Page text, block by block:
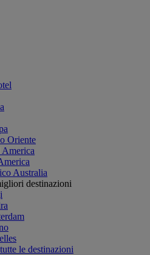
Oriente
Australia
destinazioni
le destinazioni